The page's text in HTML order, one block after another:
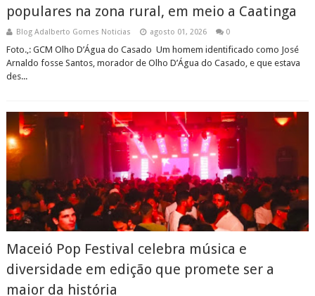
populares na zona rural, em meio a Caatinga
Blog Adalberto Gomes Noticias agosto 01, 2026 0
Foto.,: GCM Olho D’Água do Casado Um homem identificado como José
Arnaldo fosse Santos, morador de Olho D’Água do Casado, e que estava
des...
Maceió Pop Festival celebra música e
diversidade em edição que promete ser a
maior da história